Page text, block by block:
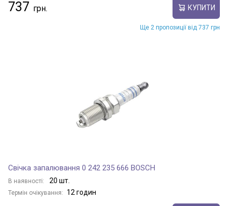
737 КУПИТИ
Ще 2 пропозиції від 737 грн
Свічка запалювання 0 242 235 666 BOSCH
В наявності: 20 шт.
Термін очікування: 12 годин